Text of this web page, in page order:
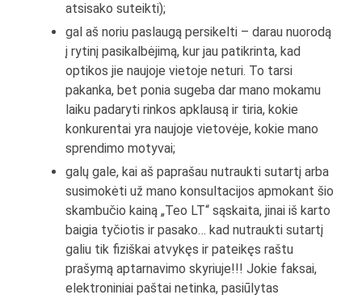
atsisako suteikti);
gal aš noriu paslaugą persikelti – darau nuorodą
į rytinį pasikalbėjimą, kur jau patikrinta, kad
optikos jie naujoje vietoje neturi. To tarsi
pakanka, bet ponia sugeba dar mano mokamu
laiku padaryti rinkos apklausą ir tiria, kokie
konkurentai yra naujoje vietovėje, kokie mano
sprendimo motyvai;
galų gale, kai aš paprašau nutraukti sutartį arba
susimokėti už mano konsultacijos apmokant šio
skambučio kainą „Teo LT“ sąskaita, jinai iš karto
baigia tyčiotis ir pasako… kad nutraukti sutartį
galiu tik fiziškai atvykęs ir pateikęs raštu
prašymą aptarnavimo skyriuje!!! Jokie faksai,
elektroniniai paštai netinka, pasiūlytas